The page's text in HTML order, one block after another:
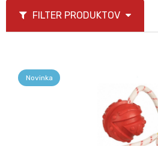
FILTER PRODUKTOV
Novinka